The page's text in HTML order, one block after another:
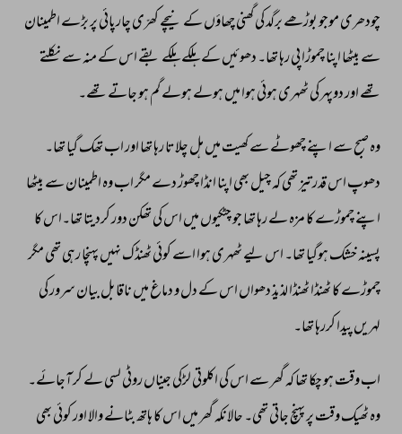
چودھری موجو بوڑھے برگد کی گھنی چھاؤں کے نیچے کھّری چارپائی پر بڑے اطمینان
سے بیٹھا اپنا چموڑا پی رہا تھا۔ دھوئیں کے ہلکے ہلکے بقے اس کے منہ سے نکلتے
تھے اور دوپہر کی ٹھہری ہوئی ہوا میں ہولے ہولے گم ہو جاتے تھے۔
وہ صبح سے اپنے چھوٹے سے کھیت میں ہل چلاتا رہا تھا اور اب تھک گیا تھا۔
دھوپ اس قدر تیز تھی کہ چیل بھی اپنا انڈا چھوڑ دے مگر اب وہ اطمینان سے بیٹھا
اپنے چموڑے کا مزہ لے رہا تھا جو چٹکیوں میں اس کی تھکن دور کردیتا تھا۔اس کا
پسینہ خشک ہوگیا تھا۔ اس لیے ٹھہری ہوا اسے کوئی ٹھنڈک نہیں پہنچا رہی تھی مگر
چموڑے کا ٹھنڈا ٹھنڈا لذیذ دھواں اس کے دل و دماغ میں ناقابل بیان سرور کی
لہریں پیدا کررہا تھا۔
اب وقت ہو چکا تھا کہ گھر سے اس کی اکلوتی لڑکی جیناں روٹی لسی لے کر آجائے۔
وہ ٹھیک وقت پر پہنچ جاتی تھی۔ حالانکہ گھر میں اس کا ہاتھ بٹانے والا اور کوئی بھی